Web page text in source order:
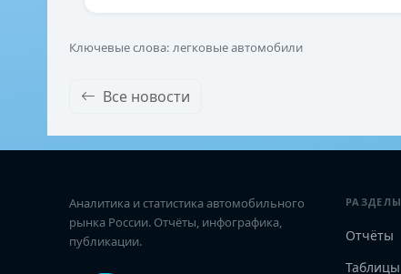
Ключевые слова: легковые автомобили
Все новости
Аналитика и статистика автомобильного
рынка России. Отчёты, инфографика,
публикации.
РАЗДЕЛЫ
Отчёты
Таблицы